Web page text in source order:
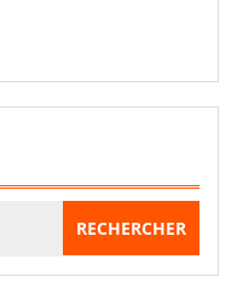
Y
Prix
Et
Ce